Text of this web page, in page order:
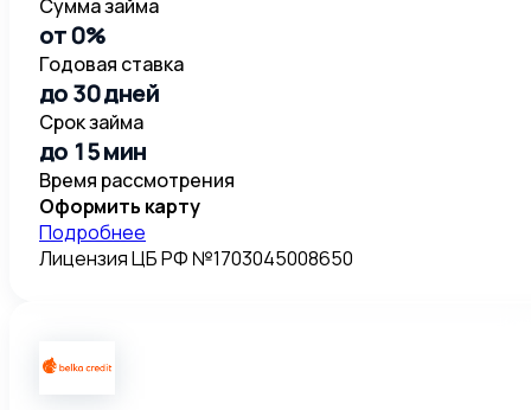
Сумма займа
от 0%
Годовая ставка
до 30 дней
Срок займа
до 15 мин
Время рассмотрения
Оформить карту
Подробнее
Лицензия ЦБ РФ №1703045008650